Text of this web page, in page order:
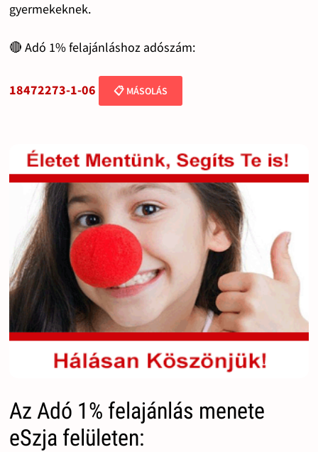
gyermekeknek.
🔴 Adó 1% felajánláshoz adószám:
18472273-1-06 📋 MÁSOLÁS
Az Adó 1% felajánlás menete
eSzja felületen: